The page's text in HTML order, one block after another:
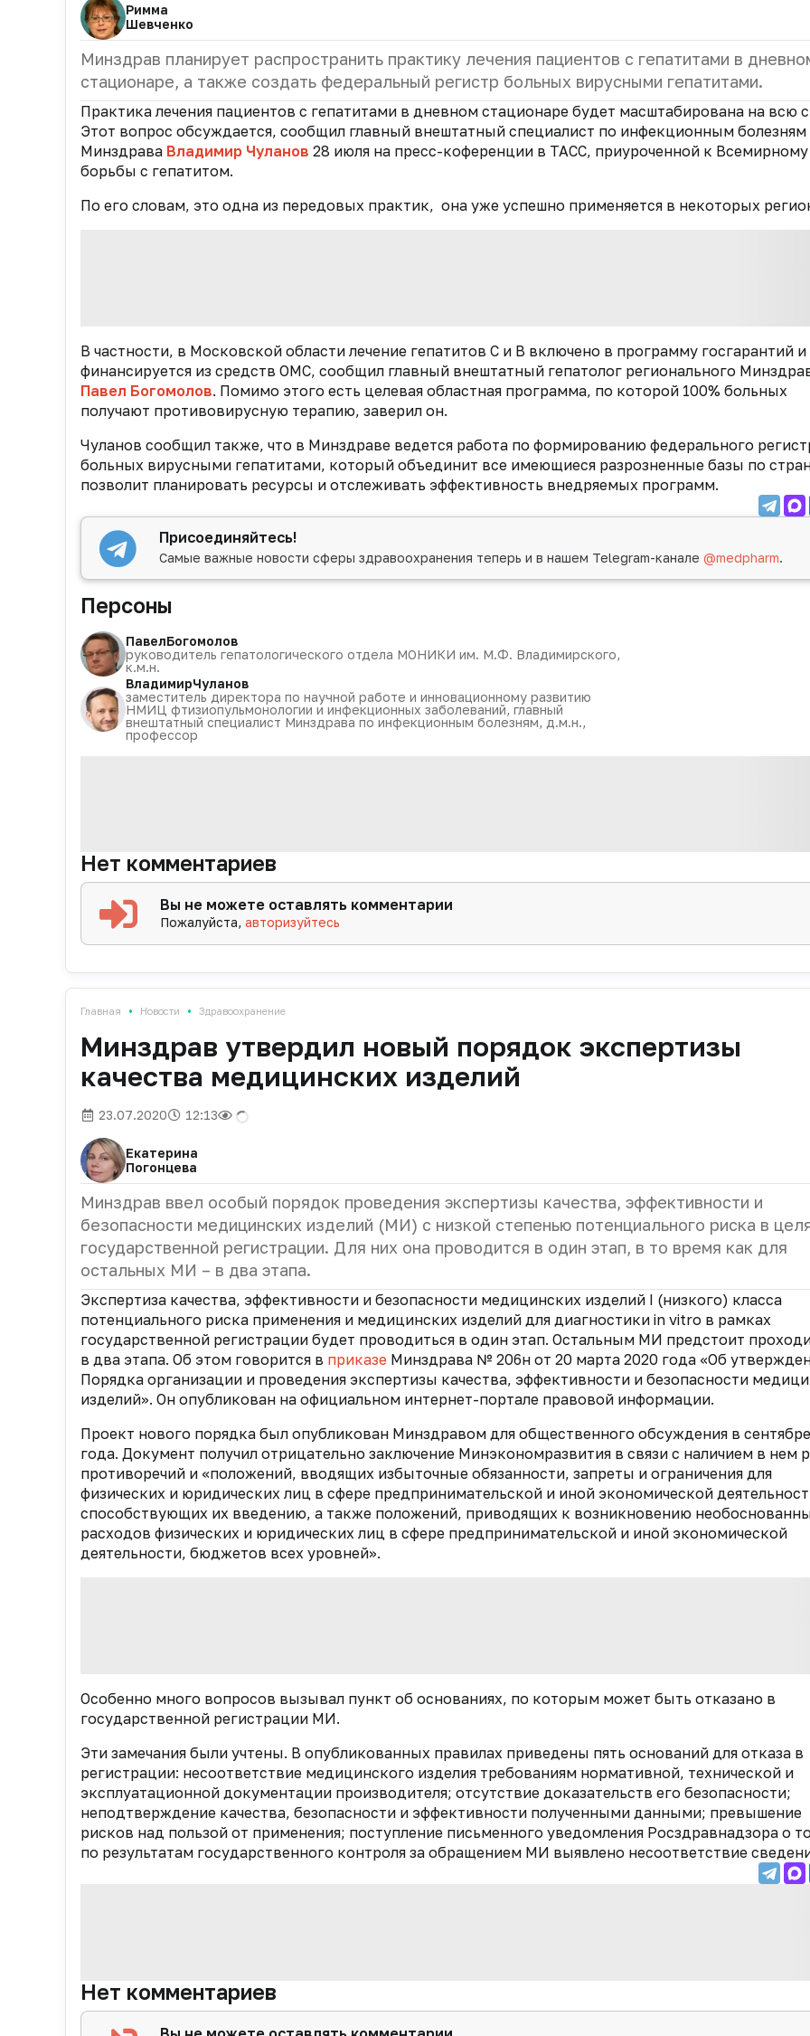
Римма
Шевченко
Минздрав планирует распространить практику лечения пациентов с гепатитами в
стационаре, а также создать федеральный регистр больных вирусными гепатитами.
Практика лечения пациентов с гепатитами в дневном стационаре будет масштабирована на всю
Этот вопрос обсуждается, сообщил главный внештатный специалист по инфекционным болезням
Минздрава Владимир Чуланов 28 июля на пресс-коференции в ТАСС, приуроченной к
борьбы с гепатитом.
По его словам, это одна из передовых практик, она уже успешно применяется в некоторых
В частности, в Московской области лечение гепатитов С и B включено в программу госгарантий и
финансируется из средств ОМС, сообщил главный внештатный гепатолог регионального
Павел Богомолов. Помимо этого есть целевая областная программа, по которой 100% больных
получают противовирусную терапию, заверил он.
Чуланов сообщил также, что в Минздраве ведется работа по формированию федерального
больных вирусными гепатитами, который объединит все имеющиеся разрозненные базы по
позволит планировать ресурсы и отслеживать эффективность внедряемых программ.
Присоединяйтесь!
Самые важные новости сферы здравоохранения теперь и в нашем Telegram-канале@medpharm.
Персоны
ПавелБогомолов
руководитель гепатологического отдела МОНИКИ им. М.Ф. Владимирского,
к.м.н.
ВладимирЧуланов
заместитель директора по научной работе и инновационному развитию
НМИЦ фтизиопульмонологии и инфекционных заболеваний, главный
внештатный специалист Минздрава по инфекционным болезням, д.м.н.,
профессор
Нет комментариев
Вы не можете оставлять комментарии
Пожалуйста,авторизуйтесь
Главная • Новости • Здравоохранение
Минздрав утвердил новый порядок экспертизы
качества медицинских изделий
23.07.2020 12:13
Екатерина
Погонцева
Минздрав ввел особый порядок проведения экспертизы качества, эффективности и
безопасности медицинских изделий (МИ) с низкой степенью потенциального риска в
государственной регистрации. Для них она проводится в один этап, в то время как для
остальных МИ – в два этапа.
Экспертиза качества, эффективности и безопасности медицинских изделий I (низкого) класса
потенциального риска применения и медицинских изделий для диагностики in vitro в рамках
государственной регистрации будет проводиться в один этап. Остальным МИ предстоит
в два этапа. Об этом говорится в приказе Минздрава № 206н от 20 марта 2020 года «Об
Порядка организации и проведения экспертизы качества, эффективности и безопасности
изделий». Он опубликован на официальном интернет-портале правовой информации.
Проект нового порядка был опубликован Минздравом для общественного обсуждения в
года. Документ получил отрицательно заключение Минэкономразвития в связи с наличием в нем
противоречий и «положений, вводящих избыточные обязанности, запреты и ограничения для
физических и юридических лиц ‎в сфере предпринимательской и иной экономической
способствующих их введению, а также положений, приводящих к возникновению
расходов физических и юридических лиц в сфере предпринимательской и иной экономической
деятельности, бюджетов всех уровней».
Особенно много вопросов вызывал пункт об основаниях, по которым может быть отказано в
государственной регистрации МИ.
Эти замечания были учтены. В опубликованных правилах приведены пять оснований для отказа в
регистрации: несоответствие медицинского изделия требованиям нормативной, технической и
эксплуатационной документации производителя; отсутствие доказательств его безопасности;
неподтверждение качества, безопасности и эффективности полученными данными; превышение
рисков над пользой от применения; поступление письменного уведомления Росздравнадзора о
по результатам государственного контроля за обращением МИ выявлено несоответствие
Нет комментариев